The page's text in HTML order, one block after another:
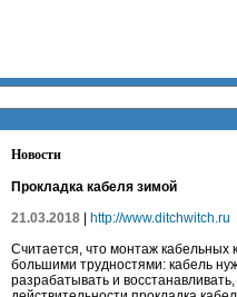
Новости
Прокладка кабеля зимой
21.03.2018
http://www.ditchwitch.ru
Cчитается, что монтаж кабельных
большими трудностями: кабель
разрабатывать и